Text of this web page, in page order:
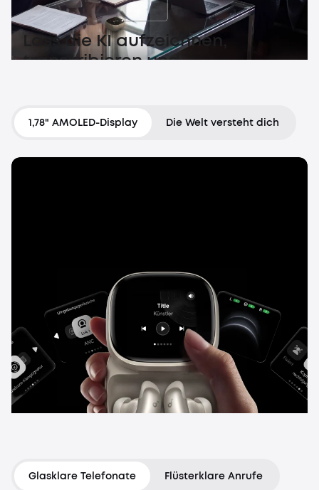
Lass die KI aufzeichnen,
transkribieren und
1,78" AMOLED-Display Die Welt versteht dich
Glasklare Telefonate Flüsterklare Anrufe